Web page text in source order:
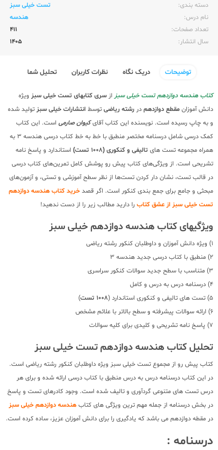
دسته بندی:
تست خیلی سبز
نام درس:
هندسه
تعداد صفحات:‌
411
سال انتشار:‌
1405
توضیحات دریک نگاه نظرات کاربران تحلیل شما
کتاب هندسه دوازدهم تست خیلی سبز از سری کتابهای تست خیلی سبز ویژه
دانش آموزان مقطع دوازدهم در رشته ریاضی توسط انتشارات خیلی سبز تولید شده
و به چاپ رسیده است. نویسنده این کتاب آقایکیوان صارمی است. این کتاب
کمک درسی شامل درسنامه مختصر منطبق با خط به خط کتاب درسی هندسه 3 به
همراه مجموعه تست های تالیفی و کنکوری (1008 تست)
استاندارد و پاسخ نامه
تشریحی است. از ویژگی‌های کتاب پیش رو پوشش کامل تمرین‌های کتاب درسی
در قالب تست، نشان دار کردن تست‌ها از نظر سطح آموزشی و تستی، و آزمون‌های
مبحثی و جامع برای جمع بندی کنکور است. اگر قصد خرید کتاب هندسه دوازدهم
تست خیلی سبز از عشق کتاب را دارید مطالب زیر را از دست ندهید!
ویژگیهای کتاب هندسه دوازدهم خیلی سبز
1) ویژه دانش آموزان و داوطلبان کنکور رشته ریاضی
2) منطبق با کتاب درسی جدید هندسه 3
3) متناسب با سطح جدید سوالات کنکور سراسری
4) درسنامه درس به درس و کامل
5) تست های تالیفی و کنکوری استاندارد (
1008 تست
)
6) ارائه سوالات پیشرفته و سطح بالاتر با علائم مشخص
7) پاسخ نامه تشریحی و کلیدی برای کلیه سوالات
تحلیل کتاب هندسه دوازدهم تست خیلی سبز
کتاب پیش رو از مجموع تست خیلی سبز ویژه داوطلبان کنکور رشته ریاضی است.
در این کتاب درسنامه درس به درس منطبق با کتاب درسی ارائه شده و برای هر
درس تست های متنوعی گردآوری و تالیف شده است. وجود کادرهای تست و پاسخ
در بخش درسنامه از جمله مهم ترین ویژگی های کتاب هندسه دوازدهم خیلی سبز
در مقطه دوازدهم می باشد که یادگیری را برای دانش آموزان عزیز، ساده کرده است.
درسنامه :